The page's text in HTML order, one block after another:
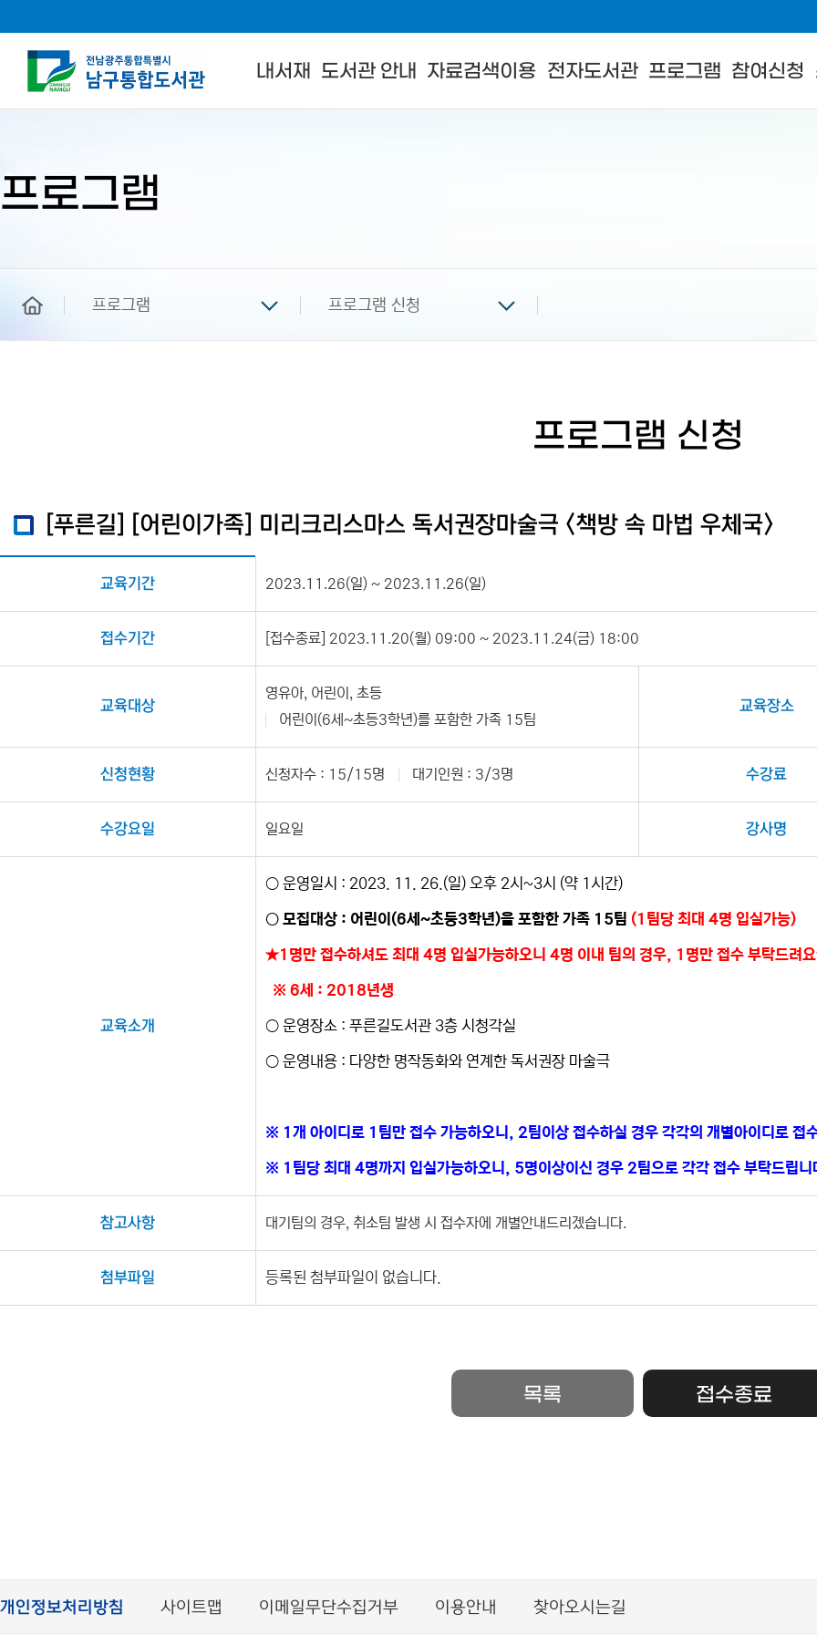
내서재 도서관 안내 자료검색이용 전자도서관 프로그램 참여신청
작
프로그램
프로그램 프로그램 신청
프로그램 신청
[푸른길] [어린이가족] 미리크리스마스 독서권장마술극 <책방 속 마법 우체국>
교육기간 2023.11.26(일) ~ 2023.11.26(일)
접수기간 [접수종료] 2023.11.20(월) 09:00 ~ 2023.11.24(금) 18:00
교육대상
영유아, 어린이, 초등
어린이(6세~초등3학년)를 포함한 가족 15팀
교육장소
신청현황 신청자수 : 15/15명 대기인원 : 3/3명 수강료
수강요일 일요일 강사명
교육소개
○ 운영일시 : 2023. 11. 26.(일) 오후 2시~3시 (약 1시간)
○ 모집대상 : 어린이(6세~초등3학년)을 포함한 가족 15팀 (1팀당 최대 4명 입실가능)
★1명만 접수하셔도 최대 4명 입실가능하오니 4명 이내 팀의 경우, 1명만 접수 부탁드려
※ 6세 : 2018년생
○ 운영장소 : 푸른길도서관 3층 시청각실
○ 운영내용 : 다양한 명작동화와 연계한 독서권장 마술극
※ 1개 아이디로 1팀만 접수 가능하오니, 2팀이상 접수하실 경우 각각의 개별아이디로 접
※ 1팀당 최대 4명까지 입실가능하오니, 5명이상이신 경우 2팀으로 각각 접수 부탁드립니
참고사항 대기팀의 경우, 취소팀 발생 시 접수자에 개별안내드리겠습니다.
첨부파일 등록된 첨부파일이 없습니다.
목록 접수종료
개인정보처리방침 사이트맵 이메일무단수집거부 이용안내 찾아오시는길